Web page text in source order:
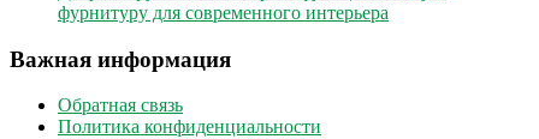
фурнитуру для современного интерьера
Важная информация
Обратная связь
Политика конфиденциальности